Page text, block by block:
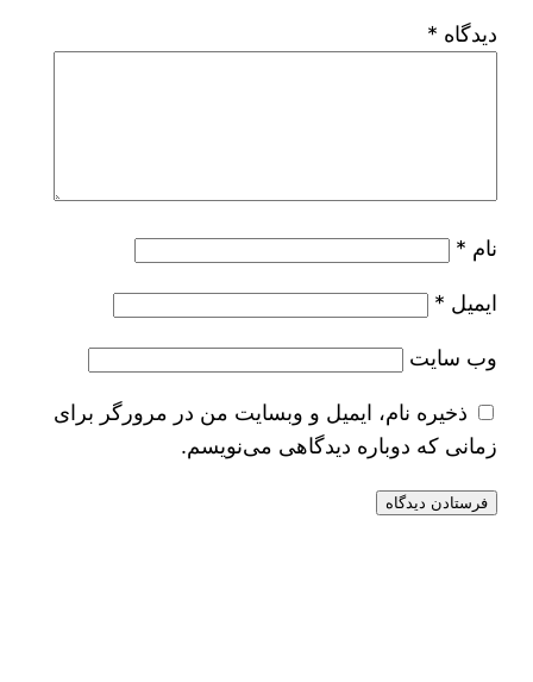
دیدگاه *
نام *
ایمیل *
وب‌ سایت
ذخیره نام، ایمیل و وبسایت من در مرورگر برای
زمانی که دوباره دیدگاهی می‌نویسم.